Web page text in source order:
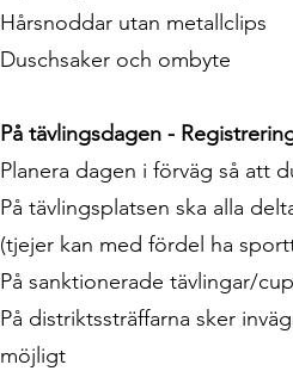
Hårsnoddar utan metallclips
Duschsaker och ombyte
På tävlingsdagen -
Planera dagen i förväg så att
På tävlingsplatsen ska alla
(tjejer kan med fördel ha
​På sanktionerade tävlingar/
På distriktssträffarna sker
möjligt